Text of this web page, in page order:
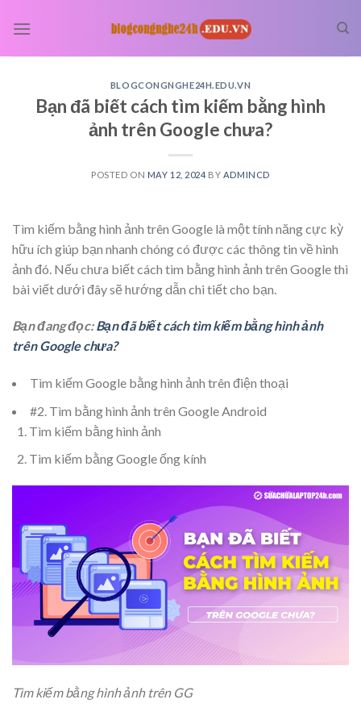
BLOGCONGNGHE24H.EDU.VN
Bạn đã biết cách tìm kiếm bằng hình
ảnh trên Google chưa?
POSTED ON MAY 12, 2024 BY ADMINCD
Tìm kiếm bằng hình ảnh trên Google là một tính năng cực kỳ
hữu ích giúp bạn nhanh chóng có được các thông tin về hình
ảnh đó. Nếu chưa biết cách tìm bằng hình ảnh trên Google thì
bài viết dưới đây sẽ hướng dẫn chi tiết cho bạn.
Bạn đang đọc:Bạn đã biết cách tìm kiếm bằng hình ảnh
trên Google chưa?
Tìm kiếm Google bằng hình ảnh trên điện thoại
#2. Tìm bằng hình ảnh trên Google Android
Tìm kiếm bằng hình ảnh
Tìm kiếm bằng Google ống kính
Tìm kiếm bằng hình ảnh trên GG